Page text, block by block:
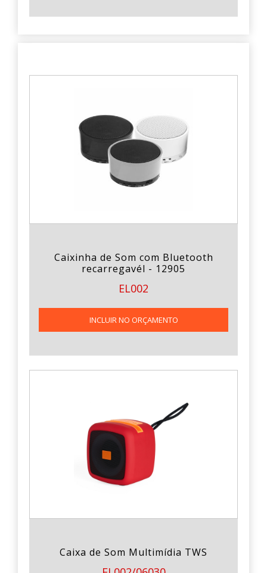
Caixinha de Som com Bluetooth
recarregavél - 12905
EL002
INCLUIR NO ORÇAMENTO
Caixa de Som Multimídia TWS